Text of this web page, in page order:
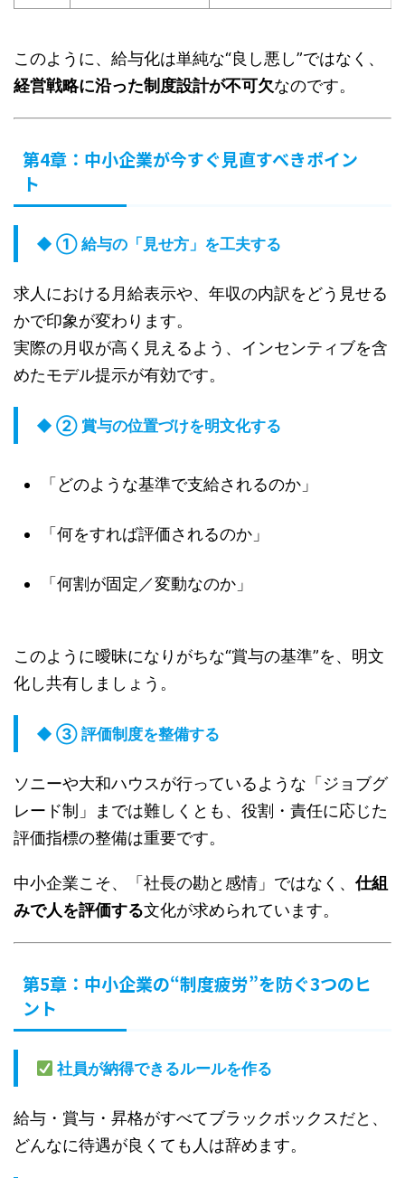
このように、給与化は単純な“良し悪し”ではなく、
経営戦略に沿った制度設計が不可欠なのです。
第4章：中小企業が今すぐ見直すべきポイン
ト
◆ ① 給与の「見せ方」を工夫する
求人における月給表示や、年収の内訳をどう見せる
かで印象が変わります。
実際の月収が高く見えるよう、インセンティブを含
めたモデル提示が有効です。
◆ ② 賞与の位置づけを明文化する
「どのような基準で支給されるのか」
「何をすれば評価されるのか」
「何割が固定／変動なのか」
このように曖昧になりがちな“賞与の基準”を、明文
化し共有しましょう。
◆ ③ 評価制度を整備する
ソニーや大和ハウスが行っているような「ジョブグ
レード制」までは難しくとも、役割・責任に応じた
評価指標の整備は重要です。
中小企業こそ、「社長の勘と感情」ではなく、仕組
みで人を評価する文化が求められています。
第5章：中小企業の“制度疲労”を防ぐ3つのヒ
ント
社員が納得できるルールを作る
給与・賞与・昇格がすべてブラックボックスだと、
どんなに待遇が良くても人は辞めます。